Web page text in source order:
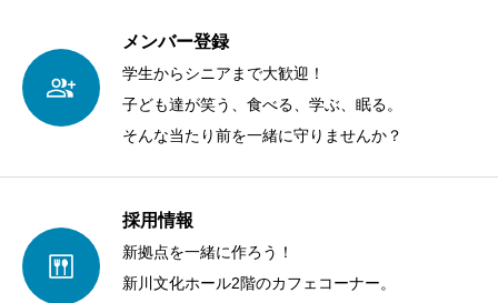
メンバー登録
学生からシニアまで大歓迎！
子ども達が笑う、食べる、学ぶ、眠る。
そんな当たり前を一緒に守りませんか？
採用情報
新拠点を一緒に作ろう！
新川文化ホール2階のカフェコーナー。